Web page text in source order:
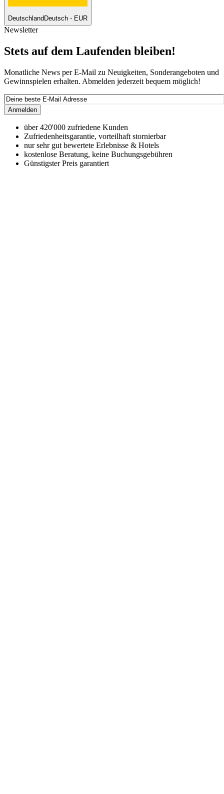
Deutschland Deutsch - EUR
Newsletter
Stets auf dem Laufenden bleiben!
Monatliche News per E-Mail zu Neuigkeiten, Sonderangeboten und
Gewinnspielen erhalten. Abmelden jederzeit bequem möglich!
Anmelden
über 420'000 zufriedene Kunden
Zufriedenheitsgarantie, vorteilhaft stornierbar
nur sehr gut bewertete Erlebnisse & Hotels
kostenlose Beratung, keine Buchungsgebühren
Günstigster Preis garantiert